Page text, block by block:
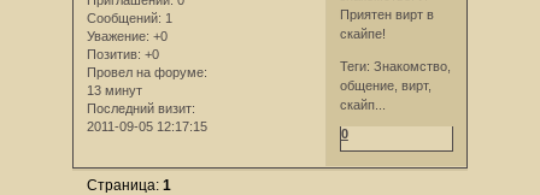
Сообщений: 1
Уважение: +0
Позитив: +0
Провел на форуме:
13 минут
Последний визит:
2011-09-05 12:17:15
Приятен вирт в
скайпе!
Теги: Знакомство,
общение, вирт,
скайп...
0
Страница: 1